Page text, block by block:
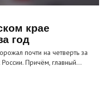
крае
год
почти на четверть за
Причём, главный…